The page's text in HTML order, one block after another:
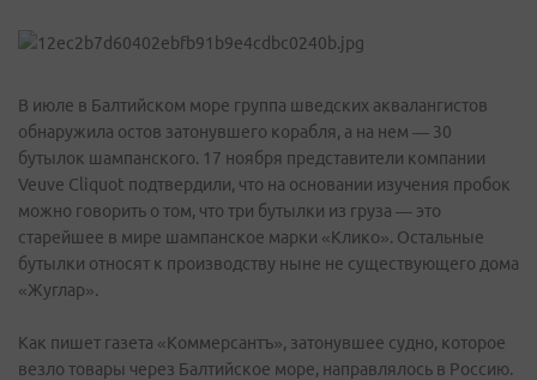
В июле в Балтийском море группа шведских аквалангистов
обнаружила остов затонувшего корабля, а на нем — 30
бутылок шампанского. 17 ноября представители компании
Veuve Cliquot подтвердили, что на основании изучения пробок
можно говорить о том, что три бутылки из груза — это
старейшее в мире шампанское марки «Клико». Остальные
бутылки относят к производству ныне не существующего дома
«Жуглар».
Как пишет газета «Коммерсантъ», затонувшее судно, которое
везло товары через Балтийское море, направлялось в Россию.